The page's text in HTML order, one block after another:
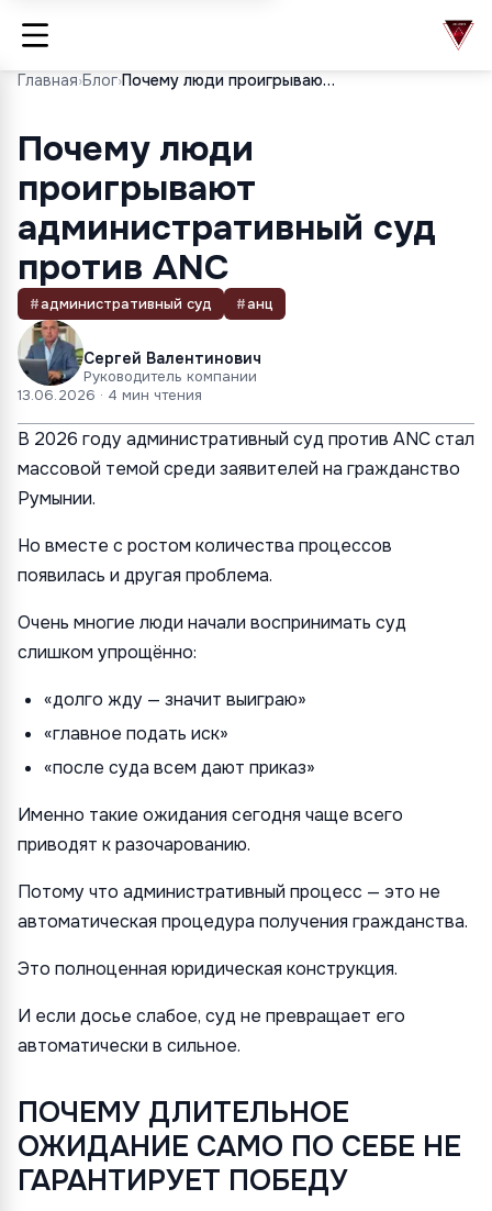
Главная›Блог› Почему люди проигрывают административный суд против ANC
Почему люди
проигрывают
административный суд
против ANC
#административный суд #анц
Сергей Валентинович
Руководитель компании
13.06.2026 · 4 мин чтения
В 2026 году административный суд против ANC стал
массовой темой среди заявителей на гражданство
Румынии.
Но вместе с ростом количества процессов
появилась и другая проблема.
Очень многие люди начали воспринимать суд
слишком упрощённо:
«долго жду — значит выиграю»
«главное подать иск»
«после суда всем дают приказ»
Именно такие ожидания сегодня чаще всего
приводят к разочарованию.
Потому что административный процесс — это не
автоматическая процедура получения гражданства.
Это полноценная юридическая конструкция.
И если досье слабое, суд не превращает его
автоматически в сильное.
ПОЧЕМУ ДЛИТЕЛЬНОЕ
ОЖИДАНИЕ САМО ПО СЕБЕ НЕ
ГАРАНТИРУЕТ ПОБЕДУ